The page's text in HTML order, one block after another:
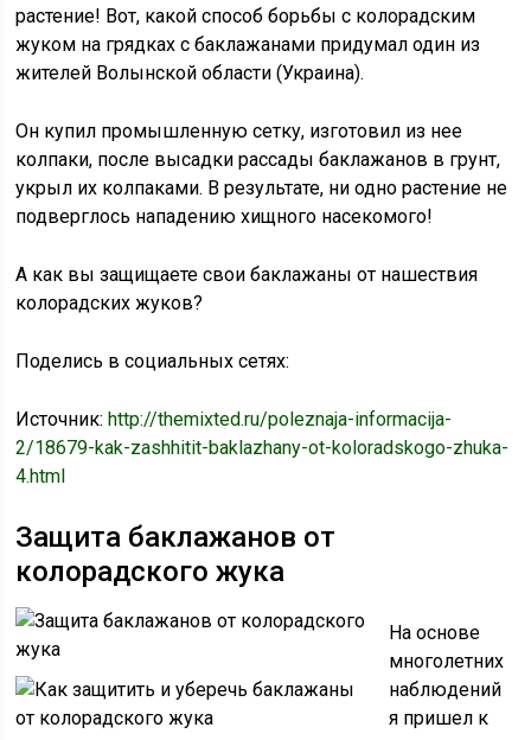
растение! Вот, какой способ борьбы с колорадским
жуком на грядках с баклажанами придумал один из
жителей Волынской области (Украина).
Он купил промышленную сетку, изготовил из нее
колпаки, после высадки рассады баклажанов в грунт,
укрыл их колпаками. В результате, ни одно растение не
подверглось нападению хищного насекомого!
А как вы защищаете свои баклажаны от нашествия
колорадских жуков?
Поделись в социальных сетях:
Источник:http://themixted.ru/poleznaja-informacija-
2/18679-kak-zashhitit-baklazhany-ot-koloradskogo-zhuka-
4.html
Защита баклажанов от
колорадского жука
На основе
многолетних
наблюдений
я пришел к